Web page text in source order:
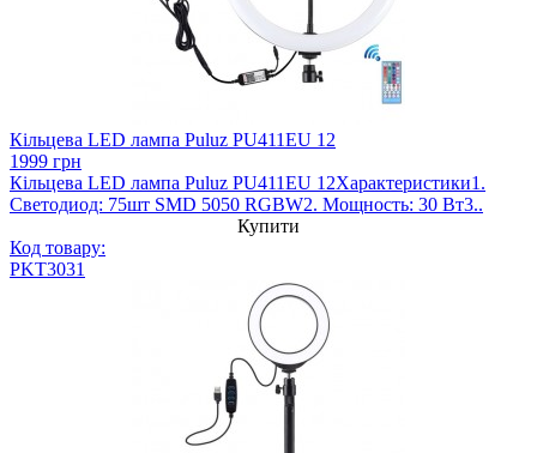
Кільцева LED лампа Puluz PU411EU 12
1999 грн
Кільцева LED лампа Puluz PU411EU 12Характеристики1.
Светодиод: 75шт SMD 5050 RGBW2. Мощность: 30 Вт3..
Купити
Код товару:
PKT3031